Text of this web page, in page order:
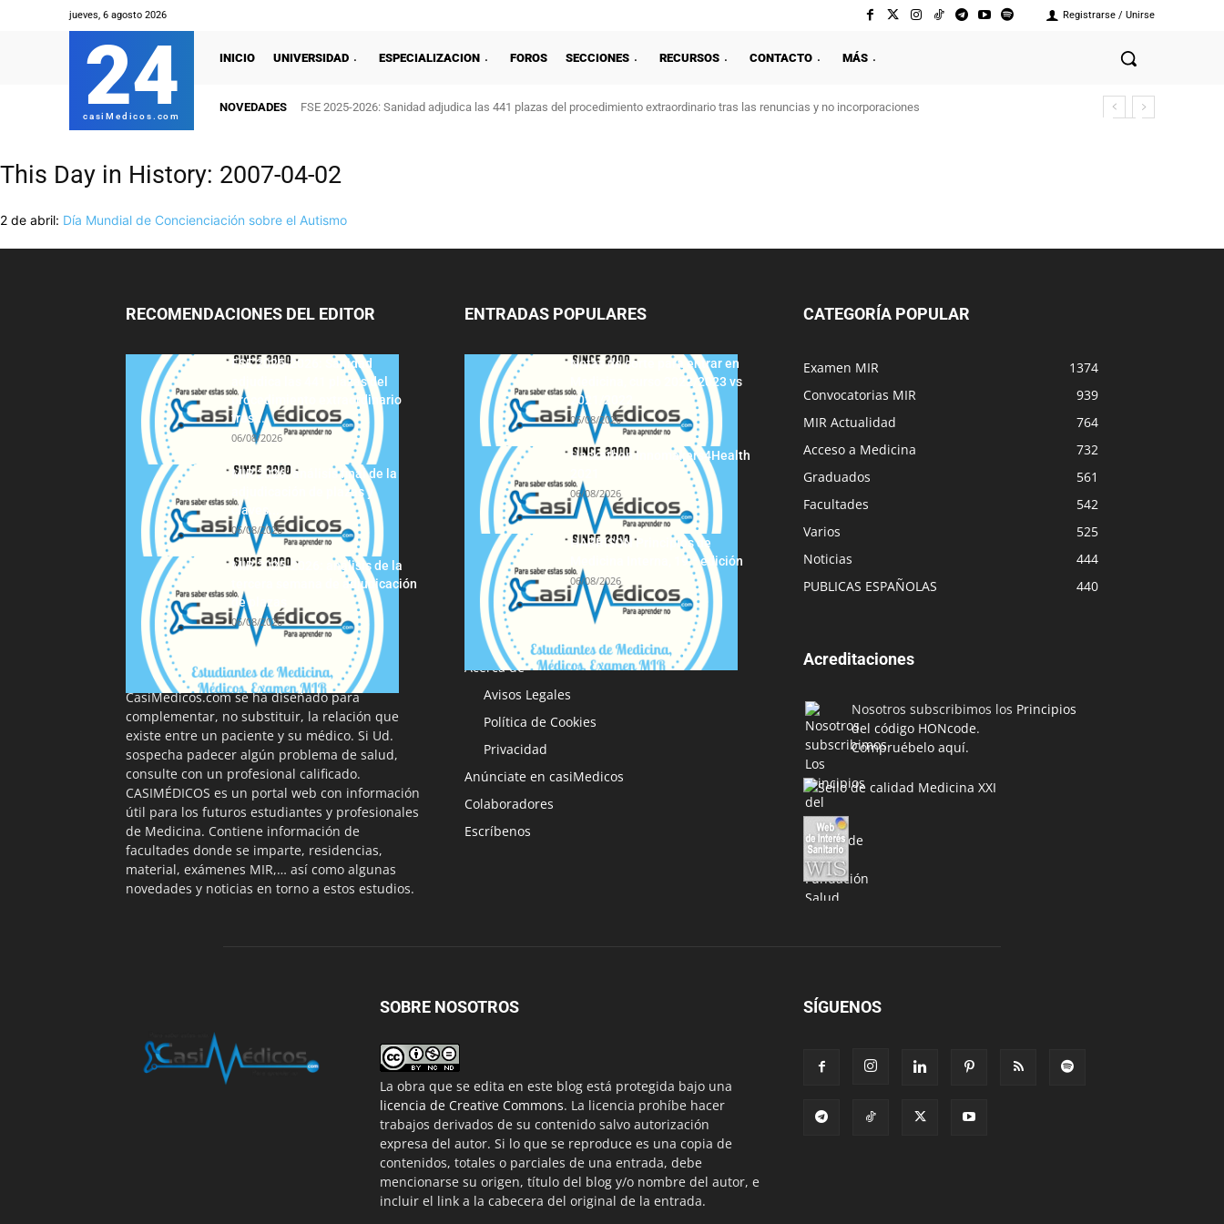
jueves, 6 agosto 2026 Registrarse / Unirse
24
casiMedicos.com
INICIO UNIVERSIDAD ESPECIALIZACION FOROS SECCIONES RECURSOS CONTACTO MÁS
NOVEDADES FSE 2025-2026: Sanidad adjudica las 441 plazas del procedimiento extraordinario tras las renuncias y no incorporaciones
This Day in History: 2007-04-02
2 de abril: Día Mundial de Concienciación sobre el Autismo
RECOMENDACIONES DEL EDITOR
FSE 2025-2026: Sanidad
adjudica las 441 plazas del
procedimiento extraordinario
tras...
06/08/2026
MIR 2026: análisis final de la
adjudicación de plazas y
claves...
06/08/2026
MIR 2025-2026: análisis de la
tercera semana de adjudicación
de plazas
06/08/2026
La información proporcionada en
CasiMedicos.com se ha diseñado para
complementar, no substituir, la relación que
existe entre un paciente y su médico. Si Ud.
sospecha padecer algún problema de salud,
consulte con un profesional calificado.
CASIMÉDICOS es un portal web con información
útil para los futuros estudiantes y profesionales
de Medicina. Contiene información de
facultades donde se imparte, residencias,
material, exámenes MIR,… así como algunas
novedades y noticias en torno a estos estudios.
ENTRADAS POPULARES
Notas de corte para entrar en
Medicina, curso 2022/2023 vs
2021/2022
06/08/2026
Hackathon Innomakers4Health
06/08/2026
HARRISON Principios de
Medicina Interna, 19.ª edición
06/08/2026
Acerca de
Avisos Legales
Política de Cookies
Privacidad
Anúnciate en casiMedicos
Colaboradores
Escríbenos
CATEGORÍA POPULAR
Examen MIR
1374
Convocatorias MIR
939
MIR Actualidad
764
Acceso a Medicina
732
Graduados
561
Facultades
542
Varios
525
Noticias
444
PUBLICAS ESPAÑOLAS
440
Acreditaciones
Nosotros subscribimos los Principios
del código HONcode.
Compruébelo aquí.
SOBRE NOSOTROS
La obra que se edita en este blog está protegida bajo una
licencia de Creative Commons. La licencia prohíbe hacer
trabajos derivados de su contenido salvo autorización
expresa del autor. Si lo que se reproduce es una copia de
contenidos, totales o parciales de una entrada, debe
mencionarse su origen, título del blog y/o nombre del autor, e
incluir el link a la cabecera del original de la entrada.
SÍGUENOS